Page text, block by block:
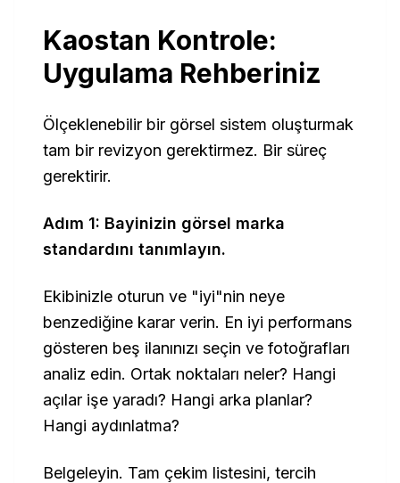
Kaostan Kontrole:
Uygulama Rehberiniz
Ölçeklenebilir bir görsel sistem oluşturmak
tam bir revizyon gerektirmez. Bir süreç
gerektirir.
Adım 1: Bayinizin görsel marka
standardını tanımlayın.
Ekibinizle oturun ve "iyi"nin neye
benzediğine karar verin. En iyi performans
gösteren beş ilanınızı seçin ve fotoğrafları
analiz edin. Ortak noktaları neler? Hangi
açılar işe yaradı? Hangi arka planlar?
Hangi aydınlatma?
Belgeleyin. Tam çekim listesini, tercih